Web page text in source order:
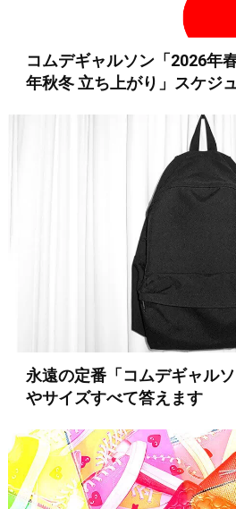
コムデギャルソン「2026年
年秋冬 立ち上がり」スケジ
永遠の定番「コムデギャル
やサイズすべて答えます